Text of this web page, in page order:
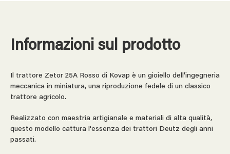
Informazioni sul prodotto
Il trattore Zetor 25A Rosso di Kovap è un gioiello dell'ingegneria
meccanica in miniatura, una riproduzione fedele di un classico
trattore agricolo.
Realizzato con maestria artigianale e materiali di alta qualità,
questo modello cattura l'essenza dei trattori Deutz degli anni
passati.